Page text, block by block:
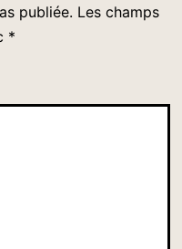
publiée. Les champs
*